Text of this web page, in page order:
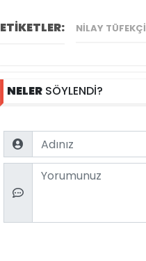
ETİKETLER: NILAY TÜFEKÇI
NELER SÖYLENDİ?
Name
Comment